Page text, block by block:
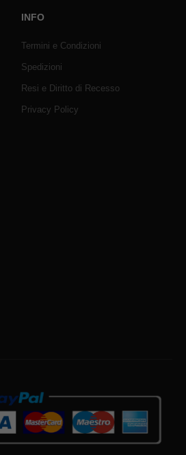
INFO
Termini e Condizioni
Spedizioni
Resi e Diritto di Recesso
Privacy Policy